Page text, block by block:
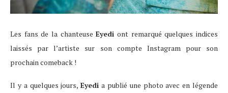
Les fans de la chanteuseEyedi ont remarqué quelques indices
laissés par l’artiste sur son compte Instagram pour son
prochain comeback !
Il y a quelques jours,Eyedi a publié une photo avec en légende